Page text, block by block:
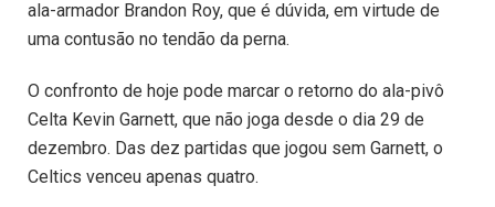
ala-armador Brandon Roy, que é dúvida, em virtude de
uma contusão no tendão da perna.
O confronto de hoje pode marcar o retorno do ala-pivô
Celta Kevin Garnett, que não joga desde o dia 29 de
dezembro. Das dez partidas que jogou sem Garnett, o
Celtics venceu apenas quatro.